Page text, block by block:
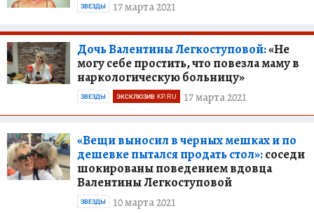
17 марта 2021
ЗВЕЗДЫ
Дочь Валентины Легкоступовой:«Не
могу себе простить, что повезла маму в
наркологическую больницу»
17 марта 2021
ЗВЕЗДЫ ЭКСКЛЮЗИВ KP.RU
«Вещи выносил в черных мешках и по
дешевке пытался продать стол»:соседи
шокированы поведением вдовца
Валентины Легкоступовой
10 марта 2021
ЗВЕЗДЫ